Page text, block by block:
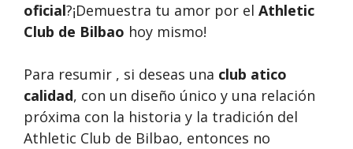
oficial?¡Demuestra tu amor por el Athletic
Club de Bilbao hoy mismo!
Para resumir , si deseas una club atico
calidad, con un diseño único y una relación
próxima con la historia y la tradición del
Athletic Club de Bilbao, entonces no